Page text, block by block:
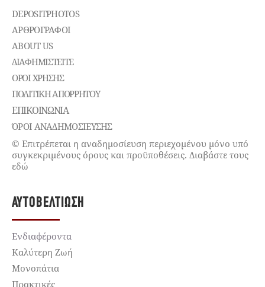
DEPOSITPHOTOS
ΑΡΘΡΟΓΡΑΦΟΙ
ABOUT US
ΔΙΑΦΗΜΙΣΤΕΊΤΕ
ΌΡΟΙ ΧΡΉΣΗΣ
ΠΟΛΙΤΙΚΉ ΑΠΟΡΡΉΤΟΥ
ΕΠΙΚΟΙΝΩΝΊΑ
ΌΡΟΙ ΑΝΑΔΗΜΟΣΙΕΥΣΗΣ
© Επιτρέπεται η αναδημοσίευση περιεχομένου μόνο υπό
συγκεκριμένους όρους και προϋποθέσεις. Διαβάστε τους
εδώ
ΑΥΤΟΒΕΛΤΊΩΣΗ
Ενδιαφέροντα
Καλύτερη Ζωή
Μονοπάτια
Πρακτικές